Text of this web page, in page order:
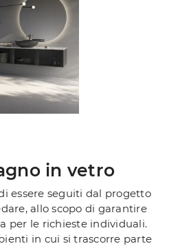
in vetro
essere seguiti dal progetto
allo scopo di garantire
per le richieste individuali.
in cui si trascorre parte